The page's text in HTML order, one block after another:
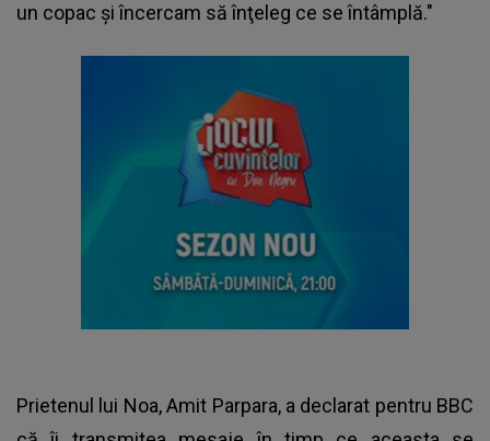
un copac şi încercam să înţeleg ce se întâmplă."
Prietenul lui Noa, Amit Parpara, a declarat pentru BBC